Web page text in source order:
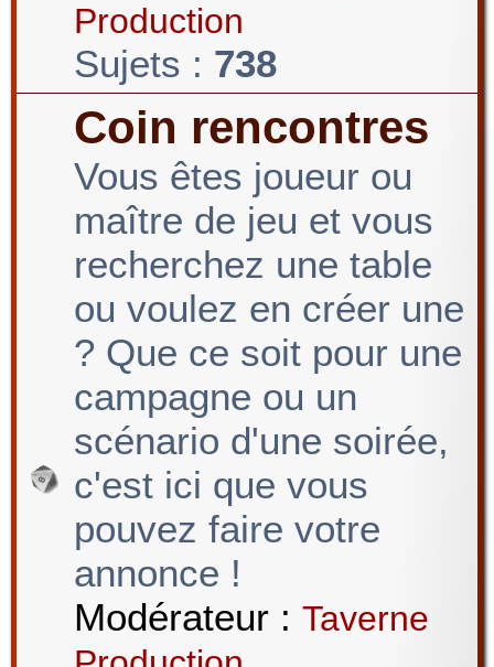
e
Production
Sujets : 738
Coin rencontres
Vous êtes joueur ou
maître de jeu et vous
recherchez une table
ou voulez en créer une
? Que ce soit pour une
campagne ou un
scénario d'une soirée,
c'est ici que vous
pouvez faire votre
annonce !
Modérateur : Taverne